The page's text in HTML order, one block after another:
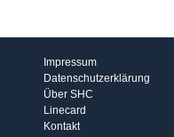
Impressum
Datenschutzerklärung
Über SHC
Linecard
Kontakt